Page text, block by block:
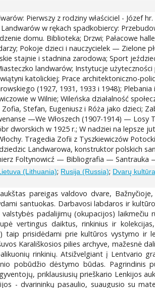
Pierwszy z rodziny właściciel - Józef
w rękach spadkobiercy:
domu. Biblioteka; Drzwi; Pałacowe
Pokoje dzieci i nauczycielek — Zielone
stajnie i stadnina zarodowa; Sport
landwarów; Instytucje
katolickiej; Prace architektoniczno-
(1927, 1931, 1933 i 1948);
w Wilnie; Wileńska działalność
Stefan, Eugeniusz i Róża jako dzieci;
—We Włoszech (1907-1914) —
dworskich w 1925 r.; W nadziei na lepsze
Tragedia Zofii z Tyszkiewiczów
Landwarowa, konstruktor polskich
Foltynowicź — Bibliografia —
(Lithuania); Rusija (Russia); Dvarų
pareigas valdovo dvare,
santuokas. Darbavosi labdaros ir
padalijimų (okupacijos)
vertingus daiktus, rinkinius ir
taip prisidėdami prie kultūros vystymo ir
Karališkosios pilies archyve, mažesnė
rinkinių. Atsižvelgiant į Lentvario
pobūdžio dėstymo būdas. Pagrindinis
priklausiusių prieškario Lenkijos
- dvarininkų pasaulio, suaugusio su